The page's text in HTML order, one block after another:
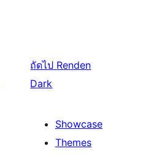
ถัดไป Renden
Dark
Showcase
Themes